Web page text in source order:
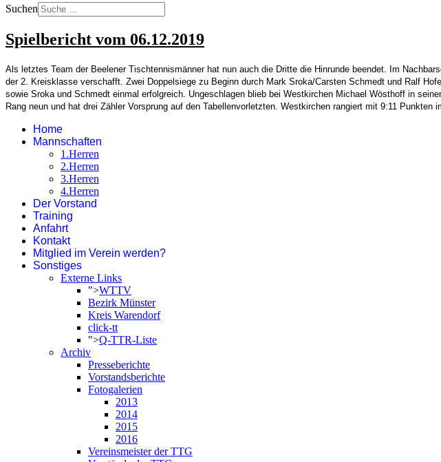
Suchen
Spielbericht vom 06.12.2019
Als letztes Team der Beelener Tischtennismänner hat nun auch die Dritte die Hinrunde beendet. Im
der 2. Kreisklasse verschafft. Zwei Doppelsiege zu Beginn durch Mark Sroka/Carsten Schmedt und Ralf
sowie Sroka und Schmedt einmal erfolgreich. Ungeschlagen blieb bei Westkirchen Michael Wösthoff in
Rang neun und hat drei Zähler Vorsprung auf den Tabellenvorletzten. Westkirchen rangiert mit 9:11 Punkten
Home
Mannschaften
1.Herren
2.Herren
3.Herren
4.Herren
Der Vorstand
Training
Anfahrt
Kontakt
Mitglied im Verein werden?
Sonstiges
Externe Links
">WTTV
Bezirk Münster
Kreis Warendorf
click-tt
">Q-TTR-Liste
Archiv
Presseberichte
Vorstandsberichte
Fotogalerien
2013
2014
2015
2016
Vereinsmeister der TTG